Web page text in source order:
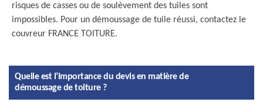
risques de casses ou de soulèvement des tuiles sont
impossibles. Pour un démoussage de tuile réussi, contactez le
couvreur FRANCE TOITURE.
Quelle est l’importance du devis en matière de
démoussage de toiture ?